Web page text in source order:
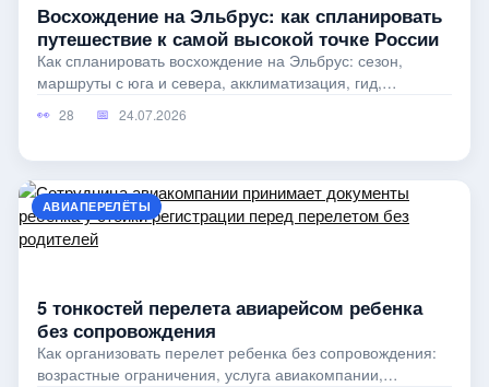
Восхождение на Эльбрус: как спланировать
путешествие к самой высокой точке России
28 24.07.2026
Как спланировать восхождение на Эльбрус: сезон,
маршруты с юга и севера, акклиматизация, гид,
АВИАПЕРЕЛЁТЫ
5 тонкостей перелета авиарейсом ребенка
без сопровождения
Как организовать перелет ребенка без сопровождения:
возрастные ограничения, услуга авиакомпании,